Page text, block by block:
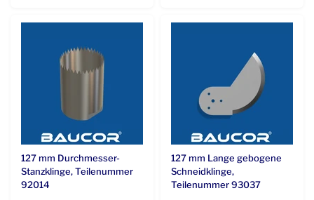
127 mm Durchmesser-
Stanzklinge, Teilenummer
92014
127 mm Lange gebogene
Schneidklinge,
Teilenummer 93037